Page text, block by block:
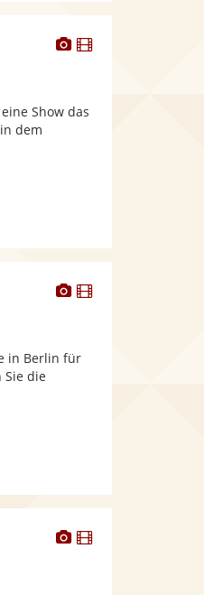
Dieser
Fotos
bereit.
Dieser
Show das
dem
Dieser
bereit.
Dieser
in Berlin für
Sie die
DieserDieser